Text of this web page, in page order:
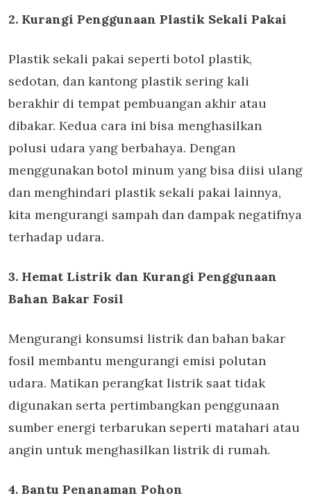
2. Kurangi Penggunaan Plastik Sekali Pakai
Plastik sekali pakai seperti botol plastik,
sedotan, dan kantong plastik sering kali
berakhir di tempat pembuangan akhir atau
dibakar. Kedua cara ini bisa menghasilkan
polusi udara yang berbahaya. Dengan
menggunakan botol minum yang bisa diisi ulang
dan menghindari plastik sekali pakai lainnya,
kita mengurangi sampah dan dampak negatifnya
terhadap udara.
3. Hemat Listrik dan Kurangi Penggunaan
Bahan Bakar Fosil
Mengurangi konsumsi listrik dan bahan bakar
fosil membantu mengurangi emisi polutan
udara. Matikan perangkat listrik saat tidak
digunakan serta pertimbangkan penggunaan
sumber energi terbarukan seperti matahari atau
angin untuk menghasilkan listrik di rumah.
4. Bantu Penanaman Pohon